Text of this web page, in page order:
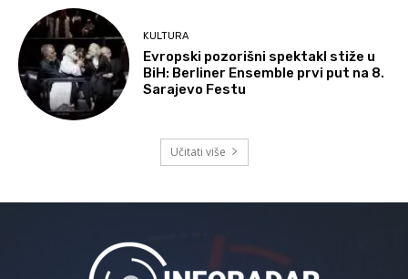
KULTURA
Evropski pozorišni spektakl stiže u
BiH: Berliner Ensemble prvi put na 8.
Sarajevo Festu
Učitati više